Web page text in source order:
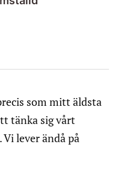
som mitt äldsta
tänka sig vårt
lever ändå på